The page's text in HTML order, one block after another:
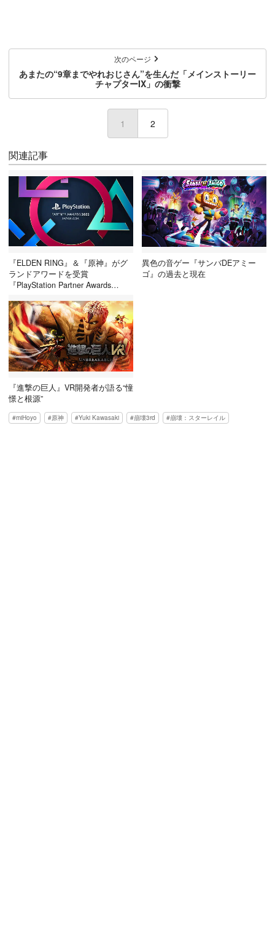
次のページ
あまたの“9章までやれおじさん”を生んだ「メインストーリー
チャプターIX」の衝撃
1 (current)
2
関連記事
『ELDEN RING』＆『原神』がグ
ランドアワードを受賞
『PlayStation Partner Awards
異色の音ゲー『サンバDEアミー
ゴ』の過去と現在
『進撃の巨人』VR開発者が語る“憧
憬と根源”
miHoyo 原神 Yuki Kawasaki 崩壊3rd 崩壊：スターレイル